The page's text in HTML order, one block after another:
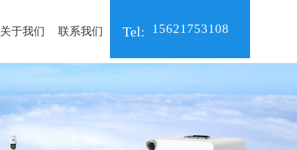
Tel: 15621753108
关于我们 联系我们